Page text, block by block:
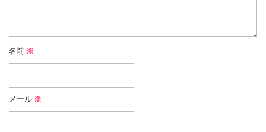
名前 ※
メール ※